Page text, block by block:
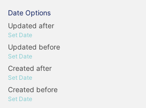
Date Options
Updated after
Set Date
Updated before
Set Date
Created after
Set Date
Created before
Set Date